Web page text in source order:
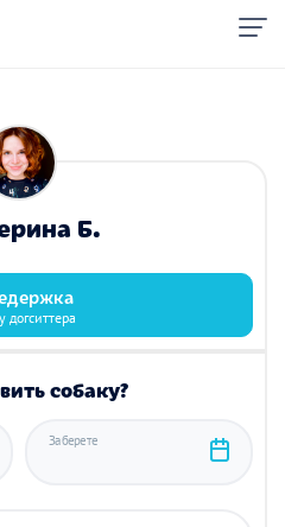
Б.
догситтера
собаку?
Заберете